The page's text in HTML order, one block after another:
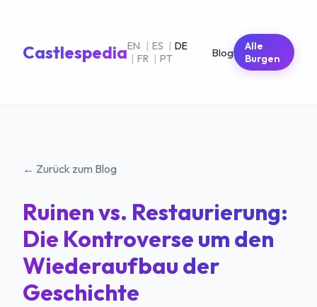
CastlespediaEN | ES | DE
| FR | PT Blog
Alle
Burgen
← Zurück zum Blog
Ruinen vs. Restaurierung:
Die Kontroverse um den
Wiederaufbau der
Geschichte